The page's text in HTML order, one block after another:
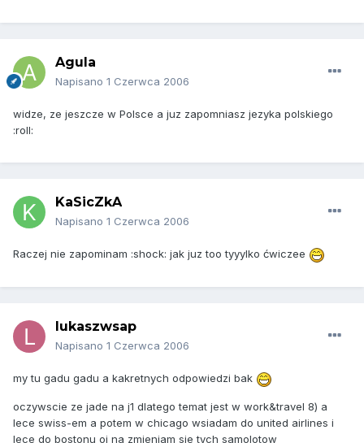
Agula
Napisano 1 Czerwca 2006
widze, ze jeszcze w Polsce a juz zapomniasz jezyka polskiego
:roll:
KaSicZkA
Napisano 1 Czerwca 2006
Raczej nie zapominam :shock: jak juz too tyyylko ćwiczee
lukaszwsap
Napisano 1 Czerwca 2006
my tu gadu gadu a kakretnych odpowiedzi bak
oczywscie ze jade na j1 dlatego temat jest w work&travel 8) a
lece swiss-em a potem w chicago wsiadam do united airlines i
lece do bostonu oj na zmieniam sie tych samolotow